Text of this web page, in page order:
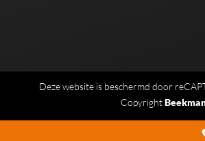
Deze website is beschermd door
Copyright